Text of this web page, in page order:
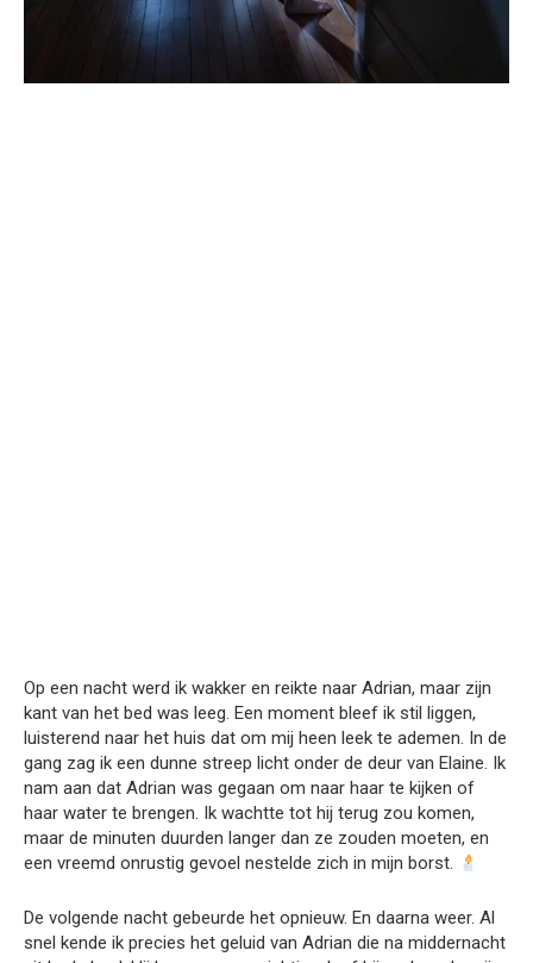
Op een nacht werd ik wakker en reikte naar Adrian, maar zijn
kant van het bed was leeg. Een moment bleef ik stil liggen,
luisterend naar het huis dat om mij heen leek te ademen. In de
gang zag ik een dunne streep licht onder de deur van Elaine. Ik
nam aan dat Adrian was gegaan om naar haar te kijken of
haar water te brengen. Ik wachtte tot hij terug zou komen,
maar de minuten duurden langer dan ze zouden moeten, en
een vreemd onrustig gevoel nestelde zich in mijn borst.
De volgende nacht gebeurde het opnieuw. En daarna weer. Al
snel kende ik precies het geluid van Adrian die na middernacht